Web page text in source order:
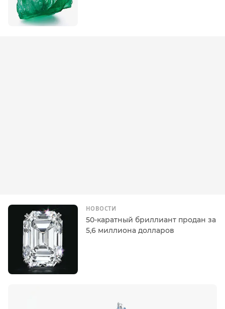
НОВОСТИ
50-каратный бриллиант продан за
5,6 миллиона долларов